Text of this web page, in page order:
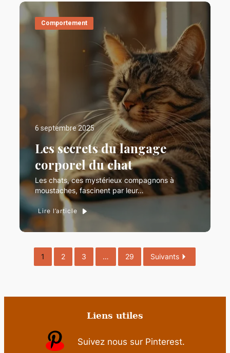
Comportement
6 septembre 2025
Les secrets du langage
corporel du chat
Les chats, ces mystérieux compagnons à
moustaches, fascinent par leur…
Lire l’article
1 2 3 … 29 Suivants
Liens utiles
Suivez nous sur Pinterest.